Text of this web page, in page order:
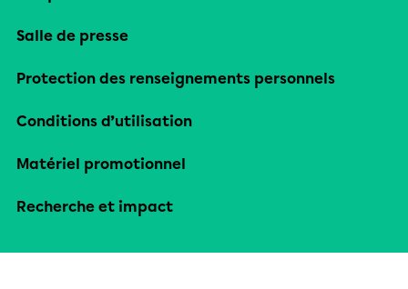
Salle de presse
Protection des renseignements personnels
Conditions d’utilisation
Matériel promotionnel
Recherche et impact